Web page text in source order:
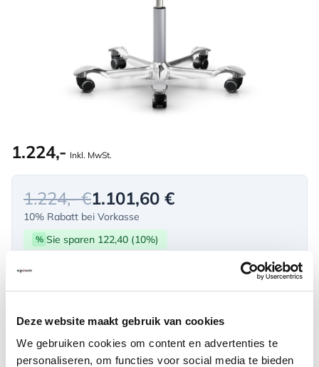
Deze website maakt gebruik van cookies
We gebruiken cookies om content en advertenties te
personaliseren, om functies voor social media te bieden
1.224,- Inkl. MwSt.
1.224,- €1.101,60 €
10% Rabatt bei Vorkasse
% Sie sparen 122,40 (10%)
Verfügbar
Lieferzeit: 3-6 Wochen